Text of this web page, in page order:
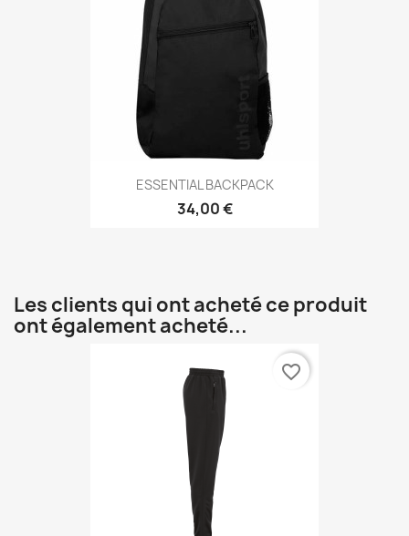
ESSENTIAL BACKPACK
34,00 €
Les clients qui ont acheté ce produit
ont également acheté...
favorite_border